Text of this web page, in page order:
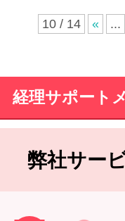
10 / 14 « ...
経理サポート
弊社サー